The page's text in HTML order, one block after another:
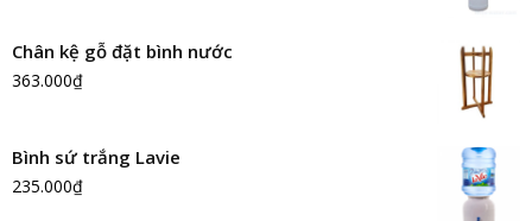
Chân kệ gỗ đặt bình nước
363.000₫
Bình sứ trắng Lavie
235.000₫